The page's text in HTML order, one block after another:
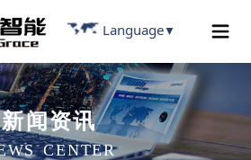
Language▼
新闻资讯
WS CENTER